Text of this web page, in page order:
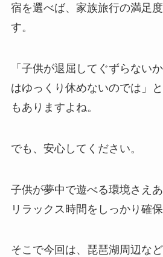
宿を選べば、家族旅行の満足
す。
「子供が退屈してぐずらない
はゆっくり休めないのでは」
もありますよね。
でも、安心してください。
子供が夢中で遊べる環境さえ
リラックス時間をしっかり確
そこで今回は、琵琶湖周辺な